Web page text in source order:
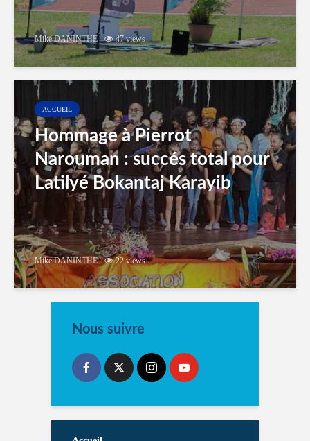
Mike DANINTHE 47 views
ACCUEIL
Hommage à Pierrot
Narouman : succés total pour
Latilyé Bokantaj Karayib
Mike DANINTHE 22 views
Nous suivre